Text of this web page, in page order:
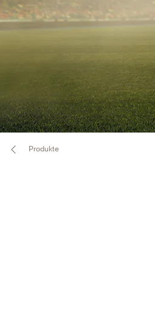
Produkte